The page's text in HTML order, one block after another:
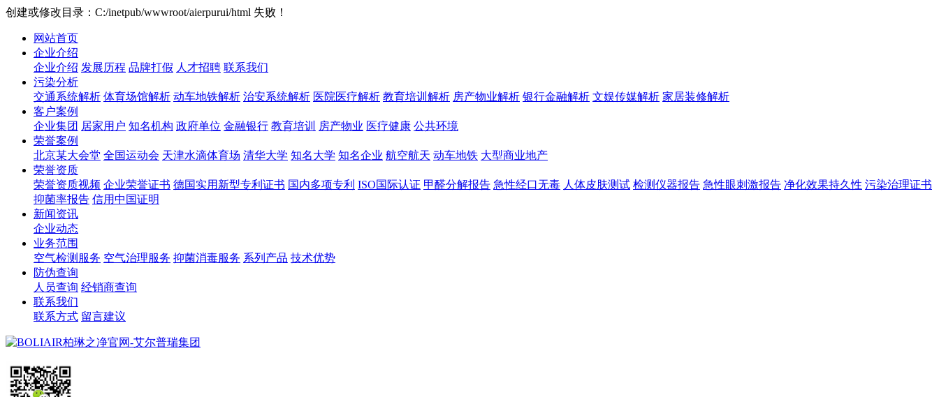
创建或修改目录：C:/inetpub/wwwroot/aierpurui/html 失败！
网站首页
企业介绍
企业介绍 发展历程 品牌打假 人才招聘 联系我们
污染分析
交通系统解析 体育场馆解析 动车地铁解析 治安系统解析 医院医疗解析 教育培训解析 房产物业解析 银行金融解析 文娱传媒解析 家居装修解析
客户案例
企业集团 居家用户 知名机构 政府单位 金融银行 教育培训 房产物业 医疗健康 公共环境
荣誉案例
北京某大会堂 全国运动会 天津水滴体育场 清华大学 知名大学 知名企业 航空航天 动车地铁 大型商业地产
荣誉资质
荣誉资质视频 企业荣誉证书 德国实用新型专利证书 国内多项专利 ISO国际认证 甲醛分解报告 急性经口无毒 人体皮肤测试 检测仪器报告 急性眼刺激报告 净化效果持久性 污染治理证书
抑菌率报告 信用中国证明
新闻资讯
企业动态
业务范围
空气检测服务 空气治理服务 抑菌消毒服务 系列产品 技术优势
防伪查询
人员查询 经销商查询
联系我们
联系方式 留言建议